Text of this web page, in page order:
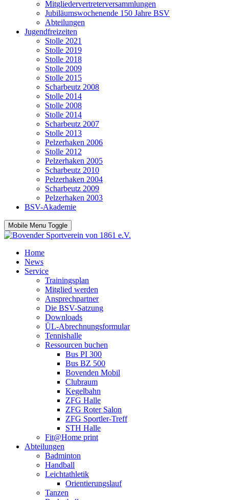
Mitgliedervertreterversammlungen
Jubiläumswochenende 150 Jahre BSV
Abteilungen
Jugendfreizeiten
Stolle 2021
Stolle 2019
Stolle 2018
Stolle 2009
Stolle 2015
Scharbeutz 2008
Stolle 2014
Stolle 2008
Stolle 2014
Scharbeutz 2007
Stolle 2013
Pelzerhaken 2006
Stolle 2012
Pelzerhaken 2005
Scharbeutz 2010
Pelzerhaken 2004
Scharbeutz 2009
Pelzerhaken 2003
BSV-Akademie
Mobile Menu Toggle
Home
News
Service
Trainingsplan
Mitglied werden
Ansprechpartner
Die BSV-Satzung
Downloads
ÜL-Abrechnungsformular
Tennishalle
Ressourcen buchen
Bus PI 300
Bus BZ 500
Bovenden Mobil
Clubraum
Kegelbahn
ZFG Halle
ZFG Roter Salon
ZFG Sportler-Treff
STH Halle
Fit@Home print
Abteilungen
Badminton
Handball
Leichtathletik
Orientierungslauf
Tanzen